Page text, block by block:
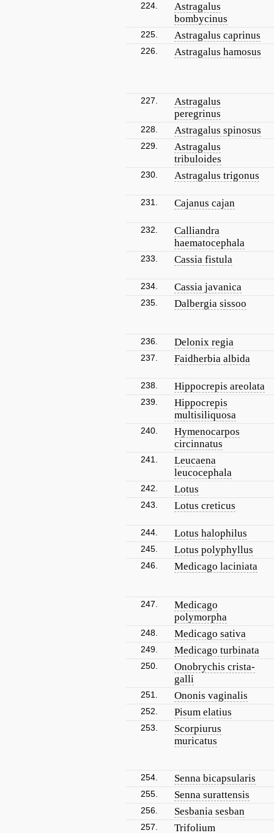
224.
Astragalus
bombycinus
225. Astragalus caprinus
226. Astragalus hamosus
227.
Astragalus
peregrinus
228. Astragalus spinosus
229.
Astragalus
tribuloides
230. Astragalus trigonus
231. Cajanus cajan
232.
Calliandra
haematocephala
233. Cassia fistula
234. Cassia javanica
235. Dalbergia sissoo
236. Delonix regia
237. Faidherbia albida
238. Hippocrepis areolata
239.
Hippocrepis
multisiliquosa
240.
Hymenocarpos
circinnatus
241.
Leucaena
leucocephala
242. Lotus
243. Lotus creticus
244. Lotus halophilus
245. Lotus polyphyllus
246. Medicago laciniata
247.
Medicago
polymorpha
248. Medicago sativa
249. Medicago turbinata
250.
Onobrychis crista-
galli
251. Ononis vaginalis
252. Pisum elatius
253.
Scorpiurus
muricatus
254. Senna bicapsularis
255. Senna surattensis
256. Sesbania sesban
257. Trifolium